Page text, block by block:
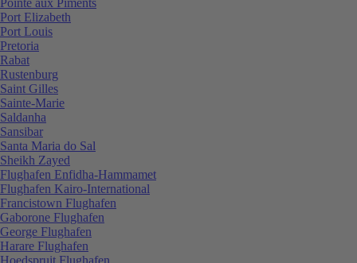
Port Elizabeth
Port Louis
Pretoria
Rabat
Rustenburg
Saint Gilles
Sainte-Marie
Saldanha
Sansibar
Santa Maria do Sal
Sheikh Zayed
Flughafen Enfidha-Hammamet
Flughafen Kairo-International
Francistown Flughafen
Gaborone Flughafen
George Flughafen
Harare Flughafen
Hoedspruit Flughafen